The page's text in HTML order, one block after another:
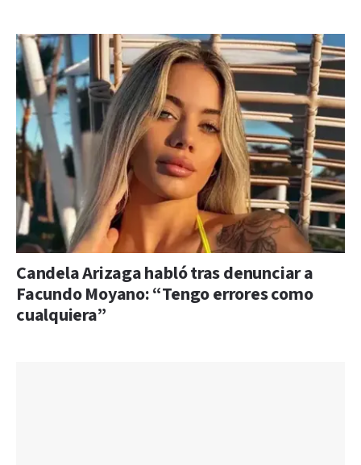
Candela Arizaga habló tras denunciar a
Facundo Moyano: “Tengo errores como
cualquiera”